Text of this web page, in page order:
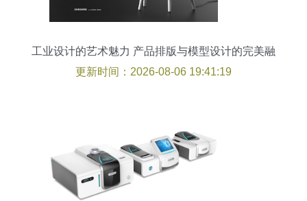
工业设计的艺术魅力 产品排版与模型设计的完美融
合
更新时间：2026-08-06 19:41:19